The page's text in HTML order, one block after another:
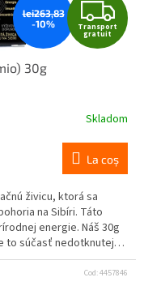
lei263,83
-10%
Z
D
R
M
A
Transport
gratuit
30g
Skladom
La coş
živicu, ktorá sa
na Sibíri. Táto
energie. Náš 30g
to súčasť nedotknutej
v každej kvapke
Cod:4457846